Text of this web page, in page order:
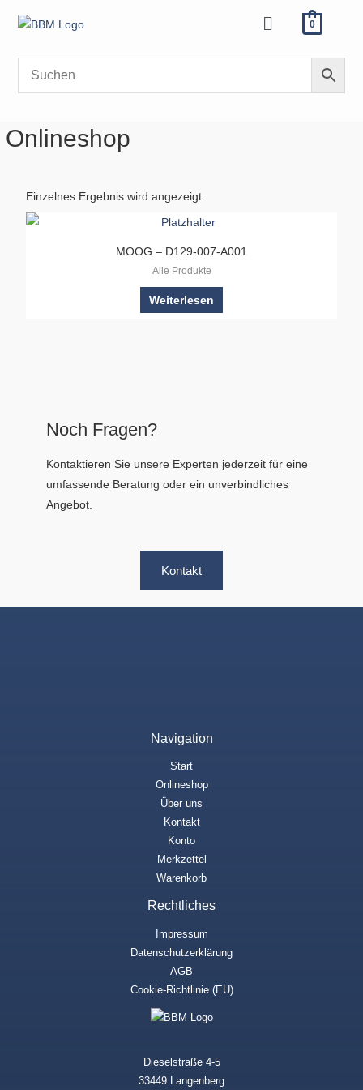
Inhalt
Menü 0
Onlineshop
Einzelnes Ergebnis wird angezeigt
MOOG – D129-007-A001
Alle Produkte
Weiterlesen
Noch Fragen?
Kontaktieren Sie unsere Experten jederzeit für eine
umfassende Beratung oder ein unverbindliches
Angebot.
Kontakt
Navigation
Start
Onlineshop
Über uns
Kontakt
Konto
Merkzettel
Warenkorb
Rechtliches
Impressum
Datenschutzerklärung
AGB
Cookie-Richtlinie (EU)
Dieselstraße 4-5
33449 Langenberg